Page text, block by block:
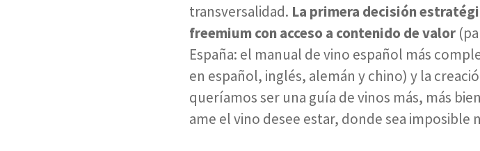
transversalidad. La primera decisión
freemium con acceso a contenido de valor
España: el manual de vino español más
en español, inglés, alemán y chino) y la
queríamos ser una guía de vinos más, más
ame el vino desee estar, donde sea imposible